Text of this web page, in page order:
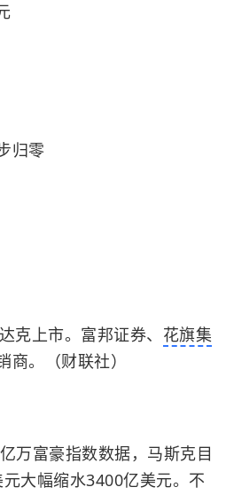
归零
克上市。富邦证券、 花旗集
。（财联社）
万富豪指数数据，马斯克目
大幅缩水3400亿美元。不